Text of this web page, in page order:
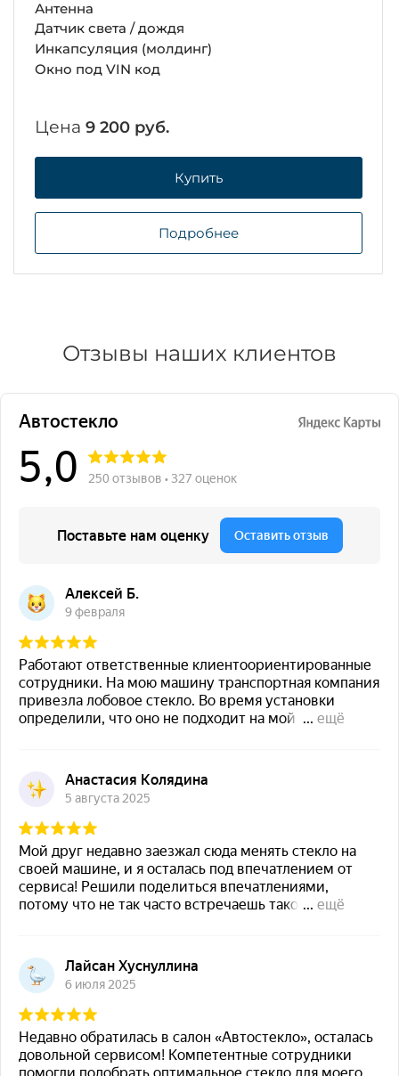
Антенна
Датчик света / дождя
Инкапсуляция (молдинг)
Окно под VIN код
Цена 9 200 руб.
Купить
Подробнее
Отзывы наших клиентов